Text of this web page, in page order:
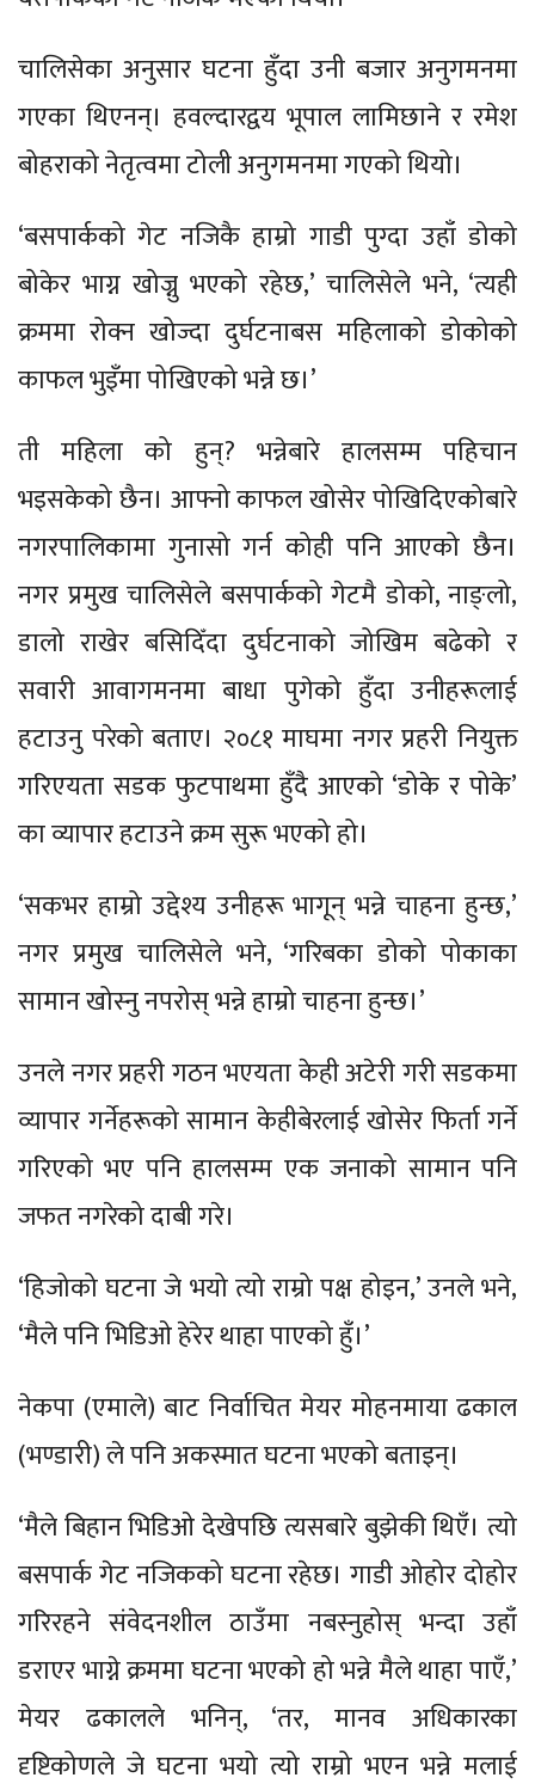
चालिसेका अनुसार घटना हुँदा उनी बजार अनुगमनमा
गएका थिएनन्। हवल्दारद्वय भूपाल लामिछाने र रमेश
बोहराको नेतृत्वमा टोली अनुगमनमा गएको थियो।
‘बसपार्कको गेट नजिकै हाम्रो गाडी पुग्दा उहाँ डोको
बोकेर भाग्न खोज्नु भएको रहेछ,’ चालिसेले भने, ‘त्यही
क्रममा रोक्न खोज्दा दुर्घटनाबस महिलाको डोकोको
काफल भुइँमा पोखिएको भन्ने छ।’
ती महिला को हुन्? भन्नेबारे हालसम्म पहिचान
भइसकेको छैन। आफ्नो काफल खोसेर पोखिदिएकोबारे
नगरपालिकामा गुनासो गर्न कोही पनि आएको छैन।
नगर प्रमुख चालिसेले बसपार्कको गेटमै डोको, नाङ्लो,
डालो राखेर बसिदिँदा दुर्घटनाको जोखिम बढेको र
सवारी आवागमनमा बाधा पुगेको हुँदा उनीहरूलाई
हटाउनु परेको बताए। २०८१ माघमा नगर प्रहरी नियुक्त
गरिएयता सडक फुटपाथमा हुँदै आएको ‘डोके र पोके’
का व्यापार हटाउने क्रम सुरू भएको हो।
‘सकभर हाम्रो उद्देश्य उनीहरू भागून् भन्ने चाहना हुन्छ,’
नगर प्रमुख चालिसेले भने, ‘गरिबका डोको पोकाका
सामान खोस्नु नपरोस् भन्ने हाम्रो चाहना हुन्छ।’
उनले नगर प्रहरी गठन भएयता केही अटेरी गरी सडकमा
व्यापार गर्नेहरूको सामान केहीबेरलाई खोसेर फिर्ता गर्ने
गरिएको भए पनि हालसम्म एक जनाको सामान पनि
जफत नगरेको दाबी गरे।
‘हिजोको घटना जे भयो त्यो राम्रो पक्ष होइन,’ उनले भने,
‘मैले पनि भिडिओ हेरेर थाहा पाएको हुँ।’
नेकपा (एमाले) बाट निर्वाचित मेयर मोहनमाया ढकाल
(भण्डारी) ले पनि अकस्मात घटना भएको बताइन्।
‘मैले बिहान भिडिओ देखेपछि त्यसबारे बुझेकी थिएँ। त्यो
बसपार्क गेट नजिकको घटना रहेछ। गाडी ओहोर दोहोर
गरिरहने संवेदनशील ठाउँमा नबस्नुहोस् भन्दा उहाँ
डराएर भाग्ने क्रममा घटना भएको हो भन्ने मैले थाहा पाएँ,’
मेयर ढकालले भनिन्, ‘तर, मानव अधिकारका
दृष्टिकोणले जे घटना भयो त्यो राम्रो भएन भन्ने मलाई